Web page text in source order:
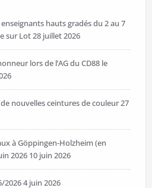
hauts gradés du 2 au 7
sur Lot28 juillet 2026
lors de l’AG du CD88 le
nouvelles ceintures de couleur27
à Göppingen-Holzheim (en
2026 10 juin 2026
20264 juin 2026